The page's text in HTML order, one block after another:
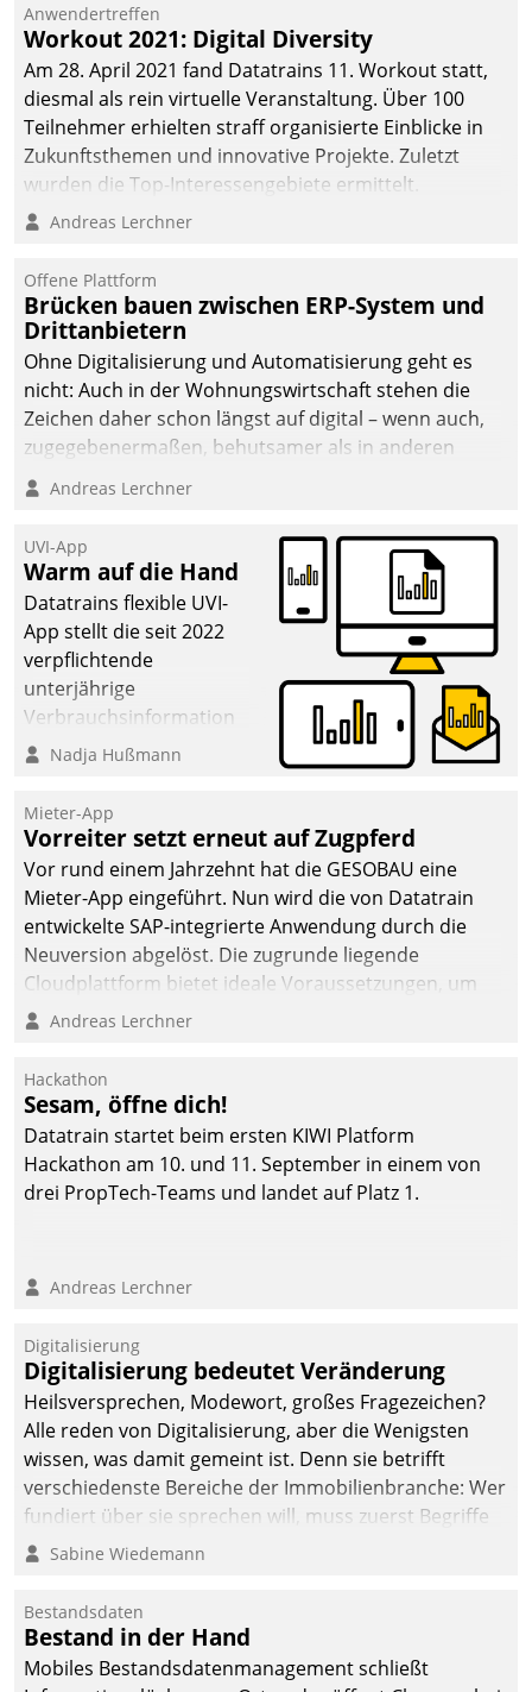
Cloud-Strategien und -
Lösungen mit hohem
Zukunftspotenzial.
Anwendertreffen
Workout 2021: Digital Diversity
Am 28. April 2021 fand Datatrains 11. Workout statt,
diesmal als rein virtuelle Veranstaltung. Über 100
Teilnehmer erhielten straff organisierte Einblicke in
Zukunftsthemen und innovative Projekte. Zuletzt
wurden die Top-Interessengebiete ermittelt.
Andreas Lerchner
Offene Plattform
Brücken bauen zwischen ERP-System und
Drittanbietern
Ohne Digitalisierung und Automatisierung geht es
nicht: Auch in der Wohnungswirtschaft stehen die
Zeichen daher schon längst auf digital – wenn auch,
zugegebenermaßen, behutsamer als in anderen
Branchen.
Andreas Lerchner
UVI-App
Warm auf die Hand
Datatrains flexible UVI-
App stellt die seit 2022
verpflichtende
unterjährige
Verbrauchsinformation
schnell, zuverlässig und
Die monatlichen
Mitteilungen zum
Heizungs- und
Wasserverbrauch gehen
automatisiert, vollständig
und auf Wunsch über
mehrere zuvor
Kommunikationswege bei
Nadja Hußmann
Mieter-App
Vorreiter setzt erneut auf Zugpferd
Vor rund einem Jahrzehnt hat die GESOBAU eine
Mieter-App eingeführt. Nun wird die von Datatrain
entwickelte SAP-integrierte Anwendung durch die
Neuversion abgelöst. Die zugrunde liegende
Cloudplattform bietet ideale Voraussetzungen, um
die Funktionalität der App zu erweitern und weitere
integrieren.
Andreas Lerchner
Hackathon
Sesam, öffne dich!
Datatrain startet beim ersten KIWI Platform
Hackathon am 10. und 11. September in einem von
drei PropTech-Teams und landet auf Platz 1.
Andreas Lerchner
Digitalisierung
Digitalisierung bedeutet Veränderung
Heilsversprechen, Modewort, großes Fragezeichen?
Alle reden von Digitalisierung, aber die Wenigsten
wissen, was damit gemeint ist. Denn sie betrifft
verschiedenste Bereiche der Immobilienbranche: Wer
fundiert über sie sprechen will, muss zuerst Begriffe
klären. Ein Aspekt ist die betriebliche Optimierung:
Einsparungen durch optimierte und automatisierte
Prozesse. Doch man darf nicht zu viel erwarten: Allein
mit der Einführung einer neuen Software ist es nicht
Sabine Wiedemann
Bestandsdaten
Bestand in der Hand
Mobiles Bestandsdatenmanagement schließt